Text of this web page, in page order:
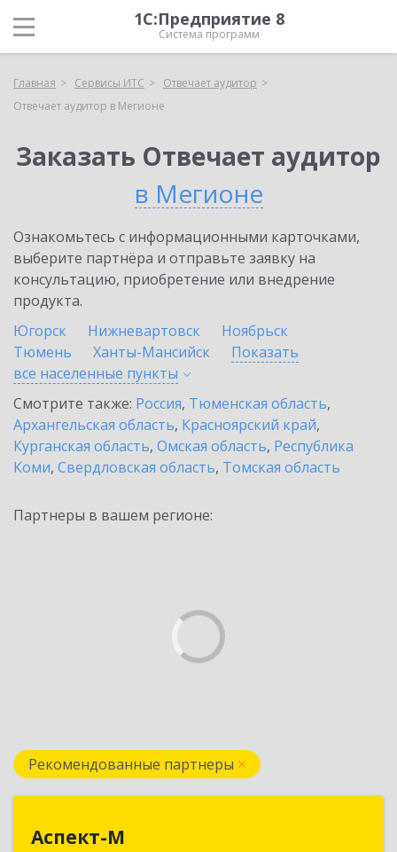
1С:Предприятие 8
Система программ
Главная Сервисы ИТС
Отвечает аудитор
Отвечает аудитор в Мегионе
Заказать Отвечает аудитор
в Мегионе
Ознакомьтесь с информационными карточками,
выберите партнёра и отправьте заявку на
консультацию, приобретение или внедрение
продукта.
Югорск
Нижневартовск
Ноябрьск
Тюмень
Ханты-Мансийск
Показать
все населенные пункты
Смотрите также: Россия, Тюменская область,
Архангельская область, Красноярский край,
Курганская область, Омская область, Республика
Коми, Свердловская область, Томская область
Партнеры в вашем регионе:
Рекомендованные партнеры
Аспект-М